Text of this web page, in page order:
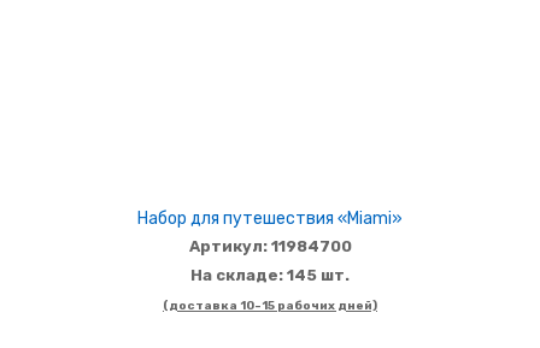
Набор для путешествия «Miami»
Артикул: 11984700
На складе: 145 шт.
(доставка 10-15 рабочих дней)